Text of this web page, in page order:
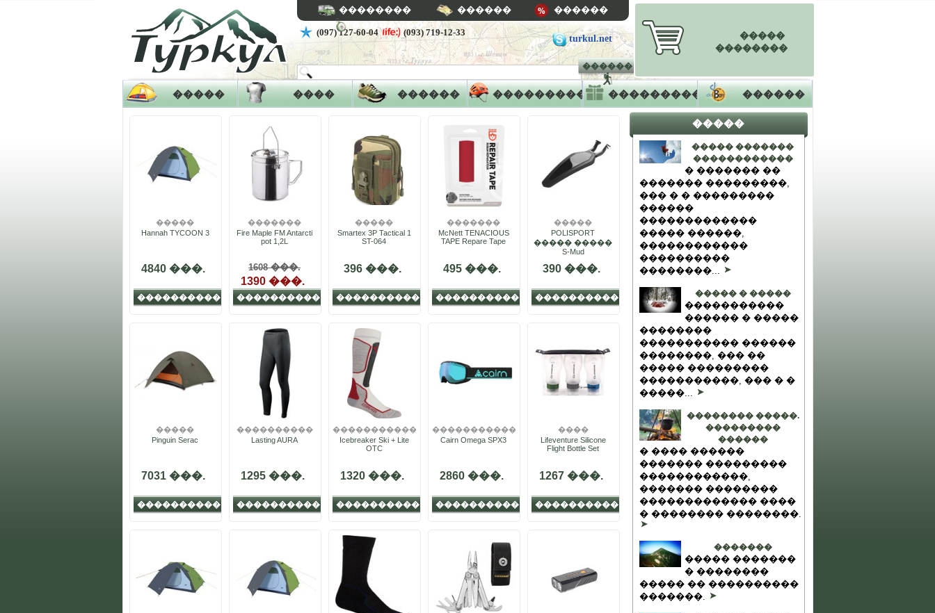
�������� ������
������
��������
(097) 127-60-04 (093) 719-12-33
turkul.net
������
�����
��������
����� ���� ������ ����������� ��������� ������
�����
Hannah TYCOON 3
4840 ���.
����������
�������
Fire Maple FM Antarcti
pot 1,2L
1608���.
1390 ���.
����������
�����
Smartex 3P Tactical 1
ST-064
396 ���.
����������
�������
McNett TENACIOUS
TAPE Repare Tape
495 ���.
����������
�����
�����������
POLISPORT
����� �����
S-Mud
390 ���.
����������
�����
Pinguin Serac
7031 ���.
����������
����������
Lasting AURA
1295 ���.
����������
��������������
Icebreaker Ski + Lite
OTC
1320 ���.
����������
�����������
�����
Cairn Omega SPX3
2860 ���.
����������
����
Lifeventure Silicone
Flight Bottle Set
1267 ���.
����������
�����
����� �������
������������
� ������� ��
������� ���������,
��� � � ���������
������
�������������
����� ������,
������������
����������
��������...
����� � �����
�����������
������ � �����
��������
����������� ������
��������, ��� ��
����� ���������
�����������, ��� � �
�����...
�������� �����.
���������
������
� ���� ������
������� ���������
������������,
������� ��������
������������� ����
� �������� ��������.
�������
����� �������
� ��������
����� �� ����������
�������.